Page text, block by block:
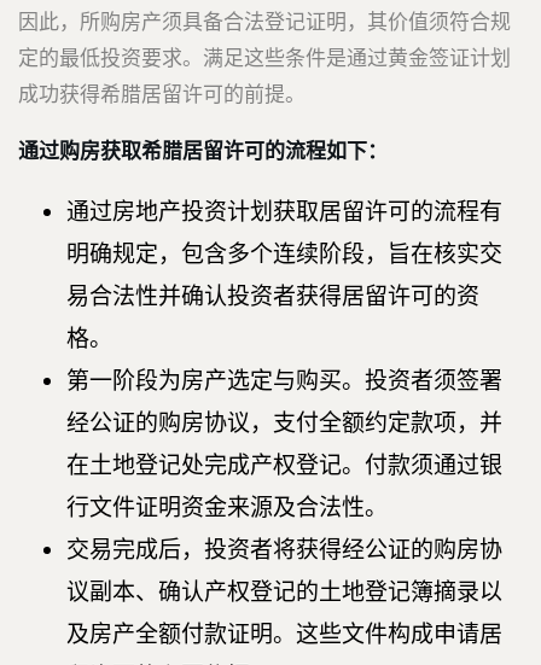
因此，所购房产须具备合法登记证明，其价值须符合规
定的最低投资要求。满足这些条件是通过黄金签证计划
成功获得希腊居留许可的前提。
通过购房获取希腊居留许可的流程如下：
通过房地产投资计划获取居留许可的流程有
明确规定，包含多个连续阶段，旨在核实交
易合法性并确认投资者获得居留许可的资
格。
第一阶段为房产选定与购买。投资者须签署
经公证的购房协议，支付全额约定款项，并
在土地登记处完成产权登记。付款须通过银
行文件证明资金来源及合法性。
交易完成后，投资者将获得经公证的购房协
议副本、确认产权登记的土地登记簿摘录以
及房产全额付款证明。这些文件构成申请居